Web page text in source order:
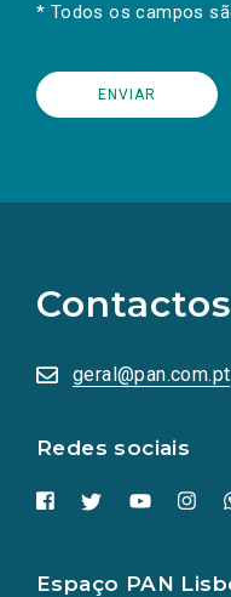
* Todos os campos
geral@pan.com.pt
Redes sociais
redes
sociais
numa
nova
Espaço PAN